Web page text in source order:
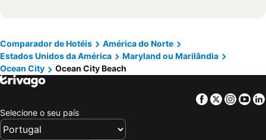
Comparador de Hotéis
América do Norte
Estados Unidos da América
Maryland ou Marilândia
Ocean City
Ocean City Beach
Facebook
Twitter
Selecione o seu país